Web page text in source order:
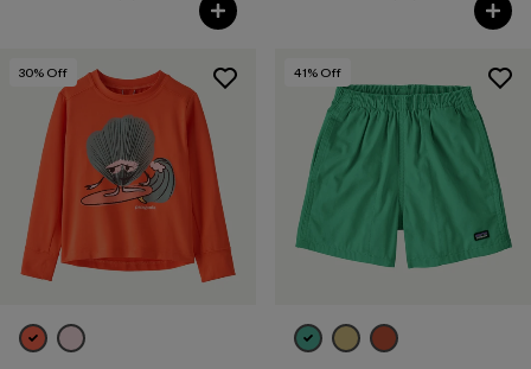
30% Off 41% Off